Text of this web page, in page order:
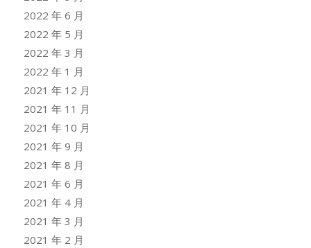
2022 年 6 月
2022 年 5 月
2022 年 3 月
2022 年 1 月
2021 年 12 月
2021 年 11 月
2021 年 10 月
2021 年 9 月
2021 年 8 月
2021 年 6 月
2021 年 4 月
2021 年 3 月
2021 年 2 月